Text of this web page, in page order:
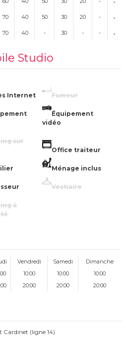
70 40 50 30 20 -
70 40 - 30 - -
Studio
Internet Fumeur
Équipement
vidéo
sur
Office traiteur
Ménage inclus
Vestiaire
à
Vendredi Samedi
Dimanche
10:00 10:00
10:00
20:00 20:00 20:00
(ligne 14)